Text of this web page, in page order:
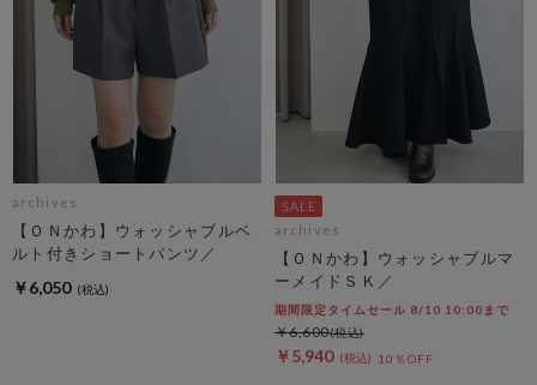
archives
【ＯＮかわ】ウォッシャブルベ
ルト付きショートパンツ／
￥6,050
archives
【ＯＮかわ】ウォッシャブルマ
ーメイドＳＫ／
期間限定タイムセール 8/10 10:00まで
￥5,940 10％OFF
￥6,600